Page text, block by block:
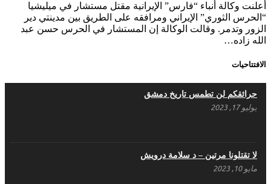
أعلنت وكالة أنباء “فارس” الإيرانية مقتل مستشار في ميليشيا
“الحرس الثوري” الإيراني ومرافقه على الطريق بين مدينتي دير
الزور وتدمر. وقالت الوكالة إن المستشار في الحرس حسن عبد
الله زاده…
الافتتاحيات
حرائقكم لن تطمس تاريخ دمشق
يوليو 17, 2023
لا تقتلونا مرتين – د سلامة درويش
مايو 10, 2023